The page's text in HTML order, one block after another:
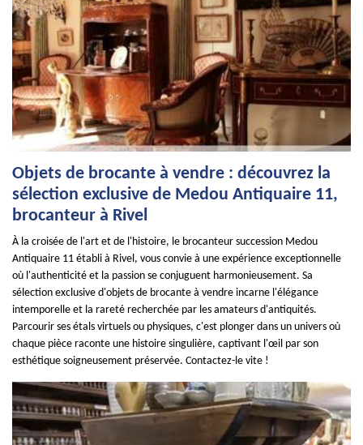
Objets de brocante à vendre : découvrez la
sélection exclusive de Medou Antiquaire 11,
brocanteur à Rivel
À la croisée de l'art et de l'histoire, le brocanteur succession Medou
Antiquaire 11 établi à Rivel, vous convie à une expérience exceptionnelle
où l'authenticité et la passion se conjuguent harmonieusement. Sa
sélection exclusive d'objets de brocante à vendre incarne l'élégance
intemporelle et la rareté recherchée par les amateurs d'antiquités.
Parcourir ses étals virtuels ou physiques, c'est plonger dans un univers où
chaque pièce raconte une histoire singulière, captivant l'œil par son
esthétique soigneusement préservée. Contactez-le vite !